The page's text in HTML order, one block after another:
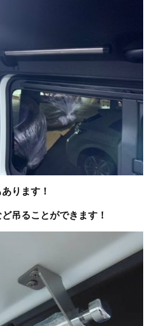
あります！
吊ることができます！